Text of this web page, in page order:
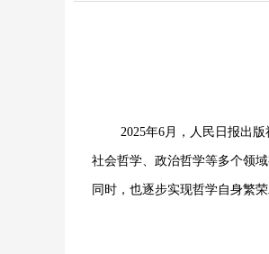
2025年6月，人民日报出
社会哲学、政治哲学等多个领
同时，也逐步实现哲学自身繁